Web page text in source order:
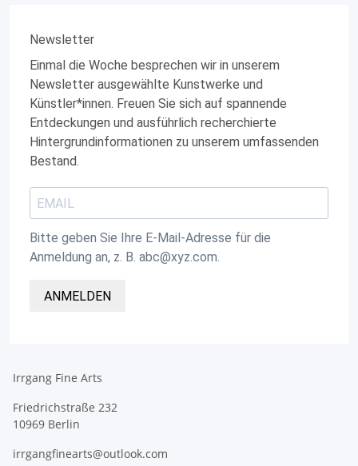
Newsletter
Einmal die Woche besprechen wir in unserem
Newsletter ausgewählte Kunstwerke und
Künstler*innen. Freuen Sie sich auf spannende
Entdeckungen und ausführlich recherchierte
Hintergrundinformationen zu unserem umfassenden
Bestand.
Bitte geben Sie Ihre E-Mail-Adresse für die
Anmeldung an, z. B. abc@xyz.com.
ANMELDEN
Irrgang Fine Arts
Friedrichstraße 232
10969 Berlin
irrgangfinearts@outlook.com